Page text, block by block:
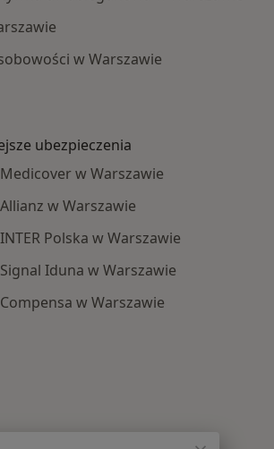
w Warszawie
ubezpieczenia
w Warszawie
w Warszawie
Polska w Warszawie
Iduna w Warszawie
w Warszawie